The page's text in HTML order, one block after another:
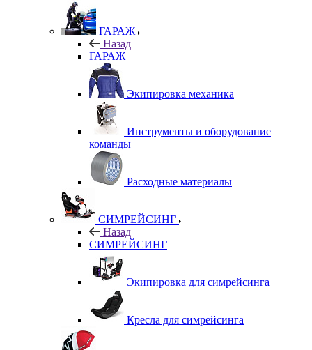
ГАРАЖ
Назад
ГАРАЖ
Экипировка механика
Инструменты и оборудование
команды
Расходные материалы
СИМРЕЙСИНГ
Назад
СИМРЕЙСИНГ
Экипировка для симрейсинга
Кресла для симрейсинга